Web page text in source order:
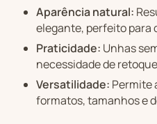
Aparência natural:
elegante, perfeito para
Praticidade: Unhas
necessidade de
Versatilidade: Permite
formatos, tamanhos e